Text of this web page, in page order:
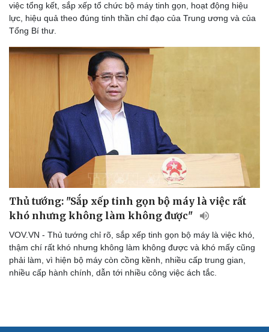
Di sản
Du lịch
Tư vấn
Săn Tour
check-in
Podcast
Câu chuyện thời sự
Đọc truyện đêm khuya
Cửa sổ tình yêu
Kể chuyện cho bé
việc tổng kết, sắp xếp tổ chức bộ máy tinh gọn, hoạt động hiệu
lực, hiệu quả theo đúng tinh thần chỉ đạo của Trung ương và của
Tổng Bí thư.
Thủ tướng: "Sắp xếp tinh gọn bộ máy là việc rất
khó nhưng không làm không được"
VOV.VN - Thủ tướng chỉ rõ, sắp xếp tinh gọn bộ máy là việc khó,
thậm chí rất khó nhưng không làm không được và khó mấy cũng
phải làm, vì hiện bộ máy còn cồng kềnh, nhiều cấp trung gian,
nhiều cấp hành chính, dẫn tới nhiều công việc ách tắc.